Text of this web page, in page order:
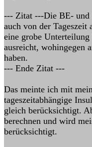
--- Zitat ---Die BE- und
auch von der Tageszeit
eine grobe
ausreicht, wohingegen
haben.
--- Ende Zitat ---
Das meinte ich mit
tageszeitabhängige
gleich berücksichtigt.
berechnen und wird
berücksichtigt.